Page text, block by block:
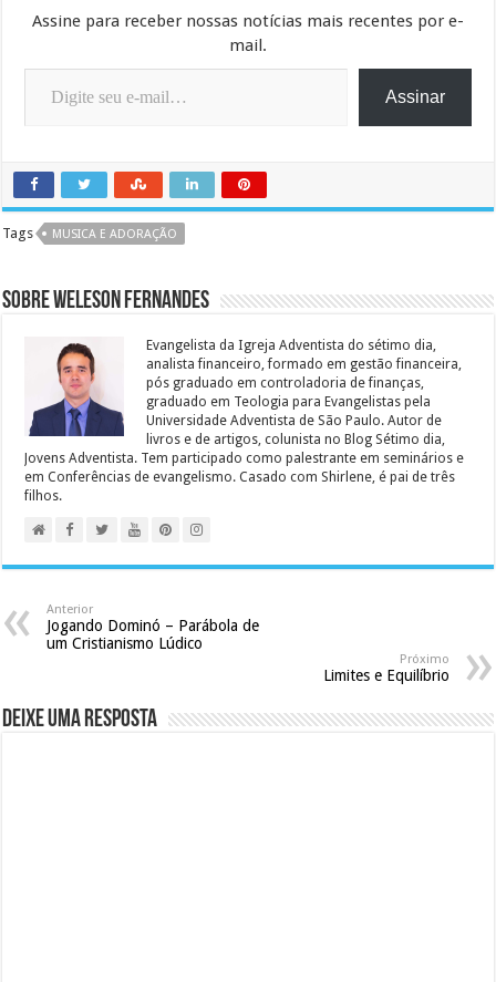
Assine para receber nossas notícias mais recentes por e-
mail.
Digite seu e-mail…
Assinar
Tags MUSICA E ADORAÇÃO
Sobre Weleson Fernandes
Evangelista da Igreja Adventista do sétimo dia,
analista financeiro, formado em gestão financeira,
pós graduado em controladoria de finanças,
graduado em Teologia para Evangelistas pela
Universidade Adventista de São Paulo. Autor de
livros e de artigos, colunista no Blog Sétimo dia,
Jovens Adventista. Tem participado como palestrante em seminários e
em Conferências de evangelismo. Casado com Shirlene, é pai de três
filhos.
Anterior
Jogando Dominó – Parábola de
um Cristianismo Lúdico
Próximo
Limites e Equilíbrio
Deixe uma resposta